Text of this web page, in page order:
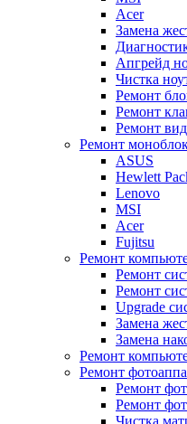
Acer
Замена
Апгрейд
Чистка
Ремонт
Ремонт
Ремонт
Ремонт
ASUS
Hewlett
Lenovo
MSI
Acer
Fujitsu
Ремонт
Ремонт
Ремонт
Upgrade
Замена
Замена
Ремонт
Ремонт
Ремонт
Ремонт
Чистка